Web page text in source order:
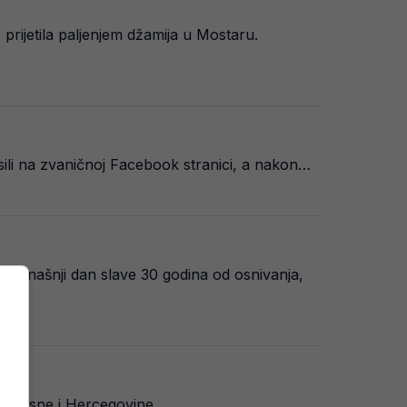
paljenjem džamija u Mostaru.
na zvaničnoj Facebook stranici, a nakon…
današnji dan slave 30 godina od osnivanja,